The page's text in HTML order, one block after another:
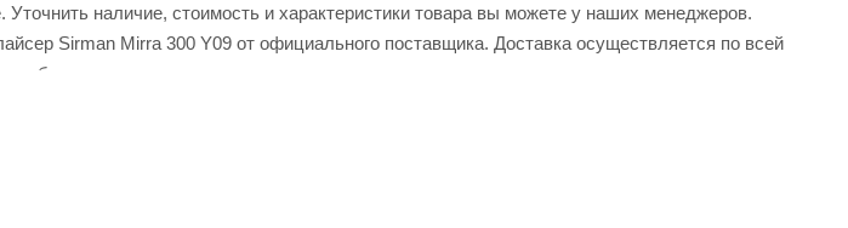
наличие, стоимость и характеристики товара вы можете у наших менеджеров.
Sirman Mirra 300 Y09 от официального поставщика. Доставка осуществляется по всей
кабинета.